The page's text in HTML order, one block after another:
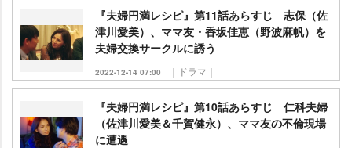
『夫婦円満レシピ』第11話あらすじ 志保（佐
津川愛美）、ママ友・香坂佳恵（野波麻帆）を
夫婦交換サークルに誘う
2022-12-14 07:00 ｜ドラマ｜
『夫婦円満レシピ』第10話あらすじ 仁科夫婦
（佐津川愛美＆千賀健永）、ママ友の不倫現場
に遭遇